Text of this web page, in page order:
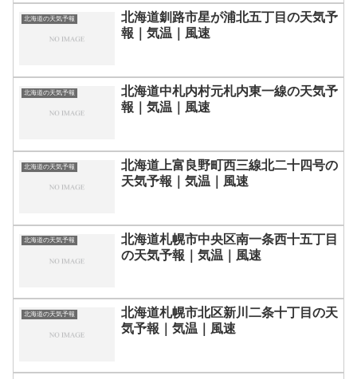
北海道の天気予報
北海道釧路市星が浦北五丁目の天気予
報｜気温｜風速
北海道の天気予報
北海道中札内村元札内東一線の天気予
報｜気温｜風速
北海道の天気予報
北海道上富良野町西三線北二十四号の
天気予報｜気温｜風速
北海道の天気予報
北海道札幌市中央区南一条西十五丁目
の天気予報｜気温｜風速
北海道の天気予報
北海道札幌市北区新川二条十丁目の天
気予報｜気温｜風速